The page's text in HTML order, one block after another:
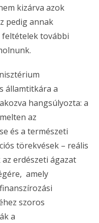
kizárva azok
pedig annak
további
államtitkára a
hangsúlyozta: a
az
és a természeti
törekvések – reális
erdészeti ágazat
amely
szoros
a